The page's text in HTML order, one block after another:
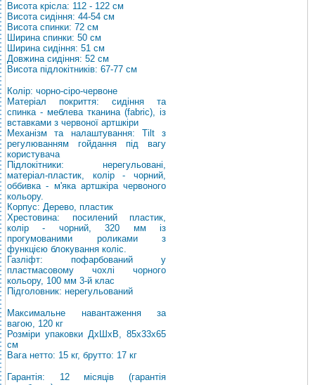
Висота крісла: 112 - 122 см
Висота сидіння: 44-54 см
Висота спинки: 72 см
Ширина спинки: 50 см
Ширина сидіння: 51 см
Довжина сидіння: 52 см
Висота підлокітників: 67-77 см
Колір: чорно-сіро-червоне
Матеріал покриття: сидіння та
спинка - меблева тканина (fabric), із
вставками з червоної артшкіри
Механізм та налаштування: Tilt з
регулюванням гойдання під вагу
користувача
Підлокітники: нерегульовані,
матеріал-пластик, колір - чорний,
оббивка - м'яка артшкіра червоного
кольору.
Корпус: Дерево, пластик
Хрестовина: посилений пластик,
колір - чорний, 320 мм із
прогумованими роликами з
функцією блокування коліс.
Газліфт: пофарбований у
пластмасовому чохлі чорного
кольору, 100 мм 3-й клас
Підголовник: нерегульований
Максимальне навантаження за
вагою, 120 кг
Розміри упаковки ДхШхВ, 85х33х65
см
Вага нетто: 15 кг, брутто: 17 кг
Гарантія: 12 місяців (гарантія